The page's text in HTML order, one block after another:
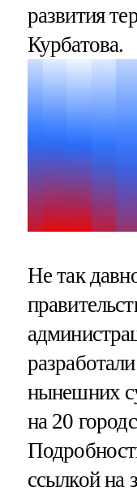
развития
Курбатова.
Не так
нынешних
на 20
ссылкой на